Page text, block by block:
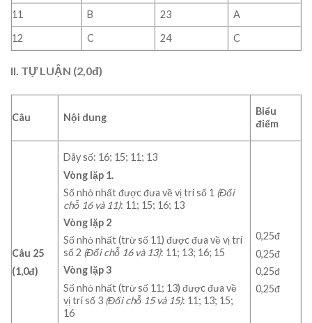
11
B 23
A
12
C 24 C
II. TỰ LUẬN (2,0đ)
Câu Nội dung
Biểu
điểm
Câu 25
(1,0đ)
Dãy số: 16; 15; 11; 13
Vòng lặp 1.
Số nhỏ nhất được đưa về vị trí số 1 (Đổi
chỗ 16 và 11): 11; 15; 16; 13
Vòng lặp 2
Số nhỏ nhất (trừ số 11) được đưa về vị trí
số 2 (Đổi chỗ 16 và 13): 11; 13; 16; 15
Vòng lặp 3
Số nhỏ nhất (trừ số 11; 13) được đưa về
vị trí số 3 (Đổi chỗ 15 và 15): 11; 13; 15;
16
0,25đ
0,25đ
0,25đ
0,25đ